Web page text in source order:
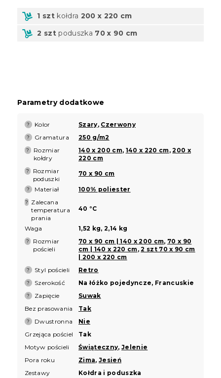
1 szt kołdra 200 x 220 cm
2 szt poduszka 70 x 90 cm
Parametry dodatkowe
? Kolor Szary, Czerwony
? Gramatura 250 g/m2
?
Rozmiar
kołdry
140 x 200 cm, 140 x 220 cm,200 x
220 cm
?
Rozmiar
poduszki
70 x 90 cm
? Materiał 100% poliester
?
Zalecana
temperatura
prania
40 °C
Waga 1,52 kg, 2,14 kg
?
Rozmiar
pościeli
70 x 90 cm | 140 x 200 cm, 70 x 90
cm | 140 x 220 cm,2 szt 70 x 90 cm
| 200 x 220 cm
? Styl pościeli Retro
? Szerokość Na łóżko pojedyncze, Francuskie
? Zapięcie
Suwak
Bez prasowania
Tak
? Dwustronna
Nie
Grzejąca pościel
Tak
Motyw pościeli
Świąteczny,Jelenie
Pora roku
Zima,Jesień
Zestawy
Kołdra i poduszka